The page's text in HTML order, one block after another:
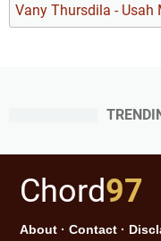
Vany Thursdila - Usah
Chord97
About · Contact ·